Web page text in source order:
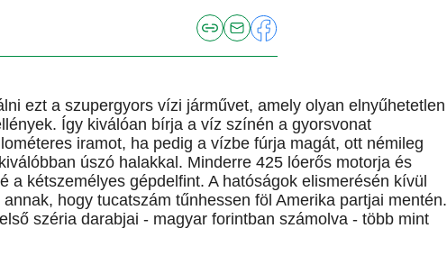
ezt a szupergyors vízi járművet, amely olyan elnyűhetetlen
Így kiválóan bírja a víz színén a gyorsvonat
iramot, ha pedig a vízbe fúrja magát, ott némileg
úszó halakkal. Minderre 425 lóerős motorja és
a kétszemélyes gépdelfint. A hatóságok elismerésén kívül
hogy tucatszám tűnhessen föl Amerika partjai mentén.
széria darabjai - magyar forintban számolva - több mint